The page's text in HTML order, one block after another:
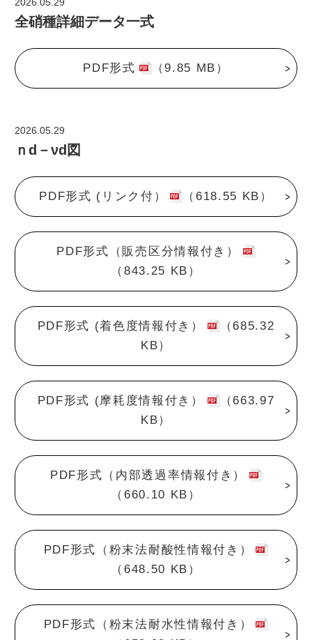
全硝種詳細データ一式
PDF形式 （9.85 MB）
2026.05.29
ｎd－νd図
PDF形式 (リンク付） （618.55 KB）
PDF形式（販売区分情報付き）
（843.25 KB）
PDF形式 (着色度情報付き）
（685.32
KB）
PDF形式 (摩耗度情報付き）
（663.97
KB）
PDF形式（内部透過率情報付き）
（660.10 KB）
PDF形式（粉末法耐酸性情報付き）
（648.50 KB）
PDF形式（粉末法耐水性情報付き）